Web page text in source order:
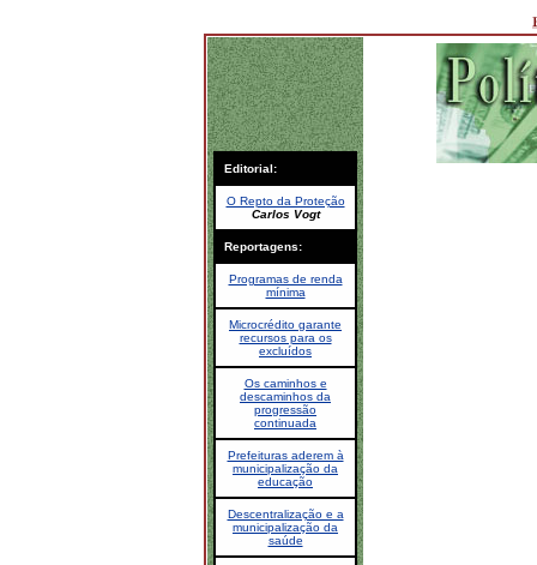
Editorial:
O Repto da Proteção
Carlos Vogt
Reportagens:
Programas de renda
mínima
Microcrédito garante
recursos para os
excluídos
Os caminhos e
descaminhos da
progressão
continuada
Prefeituras aderem à
municipalização da
educação
Descentralização e a
municipalização da
saúde